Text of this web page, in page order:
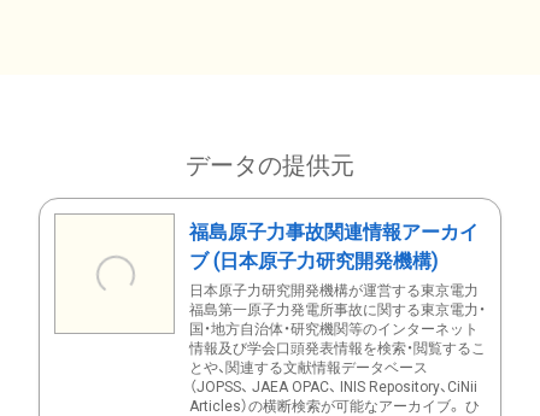
データの提供元
福島原子力事故関連情報アーカイ
ブ (日本原子力研究開発機構)
日本原子力研究開発機構が運営する東京電力
福島第一原子力発電所事故に関する東京電力・
国・地方自治体・研究機関等のインターネット
情報及び学会口頭発表情報を検索・閲覧するこ
とや、関連する文献情報データベース
（JOPSS、 JAEA OPAC、 INIS Repository、CiNii
Articles）の横断検索が可能なアーカイブ。 ひ